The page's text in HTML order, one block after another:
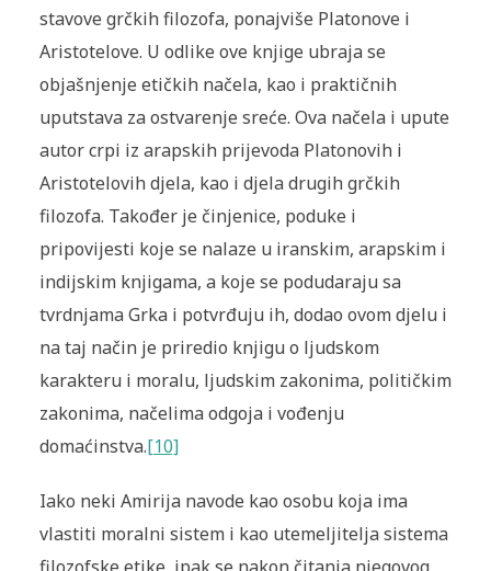
stavove grčkih filozofa, ponajviše Platonove i
Aristotelove. U odlike ove knjige ubraja se
objašnjenje etičkih načela, kao i praktičnih
uputstava za ostvarenje sreće. Ova načela i upute
autor crpi iz arapskih prijevoda Platonovih i
Aristotelovih djela, kao i djela drugih grčkih
filozofa. Također je činjenice, poduke i
pripovijesti koje se nalaze u iranskim, arapskim i
indijskim knjigama, a koje se podudaraju sa
tvrdnjama Grka i potvrđuju ih, dodao ovom djelu i
na taj način je priredio knjigu o ljudskom
karakteru i moralu, ljudskim zakonima, političkim
zakonima, načelima odgoja i vođenju
domaćinstva.[10]
Iako neki Amirija navode kao osobu koja ima
vlastiti moralni sistem i kao utemeljitelja sistema